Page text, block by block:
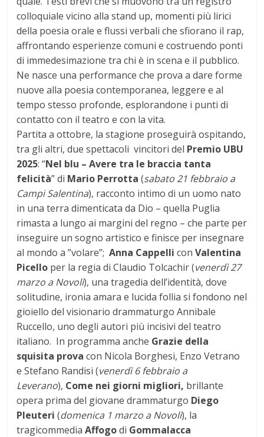
colloquiale vicino alla stand up, momenti più lirici
della poesia orale e flussi verbali che sfiorano il rap,
affrontando esperienze comuni e costruendo ponti
di immedesimazione tra chi è in scena e il pubblico.
Ne nasce una performance che prova a dare forme
nuove alla poesia contemporanea, leggere e al
tempo stesso profonde, esplorandone i punti di
contatto con il teatro e con la vita.
Partita a ottobre, la stagione proseguirà ospitando,
tra gli altri, due spettacoli vincitori del Premio UBU
2025: “Nel blu – Avere tra le braccia tanta
felicità” di Mario Perrotta (sabato 21 febbraio a
Campi Salentina), racconto intimo di un uomo nato
in una terra dimenticata da Dio – quella Puglia
rimasta a lungo ai margini del regno – che parte per
inseguire un sogno artistico e finisce per insegnare
al mondo a ”volare”;Anna CappelliconValentina
Picello per la regia di Claudio Tolcachir (venerdì 27
marzo a Novoli), una tragedia dell’identità, dove
solitudine, ironia amara e lucida follia si fondono nel
gioiello del visionario drammaturgo Annibale
Ruccello, uno degli autori più incisivi del teatro
italiano. In programma anche Grazie della
squisita provacon Nicola Borghesi, Enzo Vetrano
e Stefano Randisi (venerdì 6 febbraio a
Leverano), Come nei giorni migliori, brillante
opera prima del giovane drammaturgo Diego
Pleuteri (domenica 1 marzo a Novoli), la
tragicommediaAffogodi Gommalacca